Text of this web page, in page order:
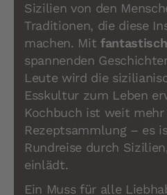
Sizilien von den
Traditionen, die diese
machen. Mit
spannenden
Leute wird die
Esskultur zum Leben
Kochbuch ist weit mehr
Rezeptsammlung – es
Rundreise durch
einlädt.
Ein Muss für alle